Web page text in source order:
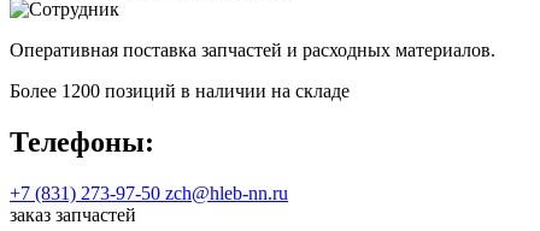
Оперативная поставка запчастей и расходных материалов.
Более 1200 позиций в наличии на складе
Телефоны:
+7 (831) 273-97-50 zch@hleb-nn.ru
заказ запчастей